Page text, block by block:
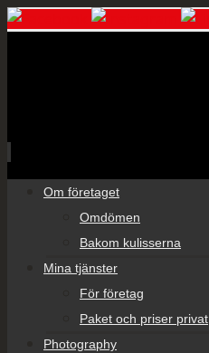
Om företaget
Omdömen
Bakom kulisserna
Mina tjänster
För företag
Paket och priser privat
Photography